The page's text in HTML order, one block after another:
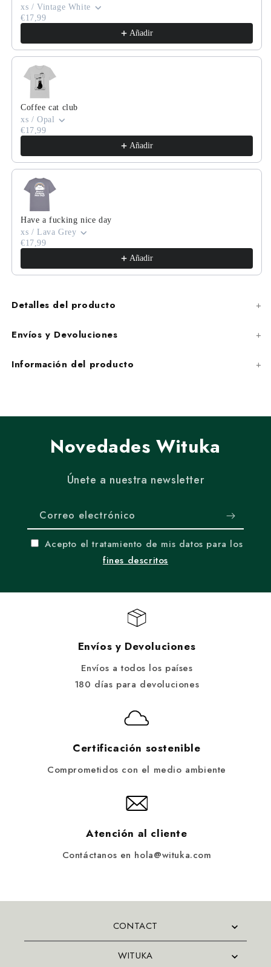
xs / Vintage White
€17,99
Añadir
Coffee cat club
xs / Opal
€17,99
Añadir
Have a fucking nice day
xs / Lava Grey
€17,99
Añadir
Detalles del producto
Envíos y Devoluciones
Información del producto
Novedades Wituka
Únete a nuestra newsletter
Correo electrónico
Acepto el tratamiento de mis datos para los
fines descritos
Envíos y Devoluciones
Envíos a todos los países
180 días para devoluciones
Certificación sostenible
Comprometidos con el medio ambiente
Atención al cliente
Contáctanos en hola@wituka.com
CONTACT
WITUKA